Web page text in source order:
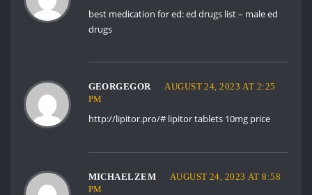
best medication for ed:ed drugs list– male ed
drugs
GEORGEGOR
AUGUST 24, 2023 AT 2:25
PM
http://lipitor.pro/#lipitor tablets 10mg price
MICHAELZEM
AUGUST 24, 2023 AT 8:58
PM